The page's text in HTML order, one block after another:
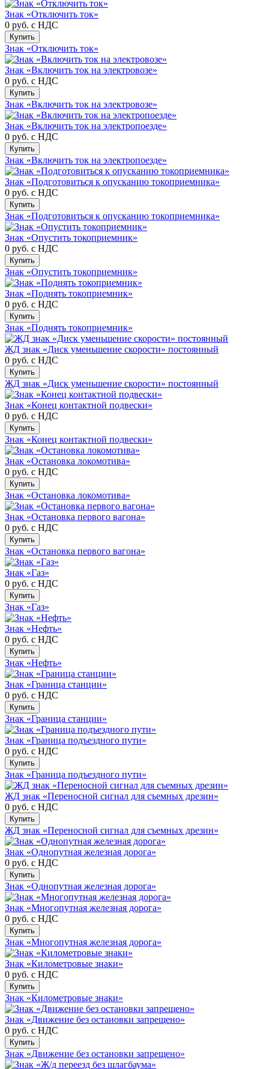
Знак «Отключить ток»
0 руб. с НДС
Купить
Знак «Отключить ток»
Знак «Включить ток на электровозе»
0 руб. с НДС
Купить
Знак «Включить ток на электровозе»
Знак «Включить ток на электропоезде»
0 руб. с НДС
Купить
Знак «Включить ток на электропоезде»
Знак «Подготовиться к опусканию токоприемника»
0 руб. с НДС
Купить
Знак «Подготовиться к опусканию токоприемника»
Знак «Опустить токоприемник»
0 руб. с НДС
Купить
Знак «Опустить токоприемник»
Знак «Поднять токоприемник»
0 руб. с НДС
Купить
Знак «Поднять токоприемник»
ЖД знак «Диск уменьшение скорости» постоянный
0 руб. с НДС
Купить
ЖД знак «Диск уменьшение скорости» постоянный
Знак «Конец контактной подвески»
0 руб. с НДС
Купить
Знак «Конец контактной подвески»
Знак «Остановка локомотива»
0 руб. с НДС
Купить
Знак «Остановка локомотива»
Знак «Остановка первого вагона»
0 руб. с НДС
Купить
Знак «Остановка первого вагона»
Знак «Газ»
0 руб. с НДС
Купить
Знак «Газ»
Знак «Нефть»
0 руб. с НДС
Купить
Знак «Нефть»
Знак «Граница станции»
0 руб. с НДС
Купить
Знак «Граница станции»
Знак «Граница подъездного пути»
0 руб. с НДС
Купить
Знак «Граница подъездного пути»
ЖД знак «Переносной сигнал для съемных дрезин»
0 руб. с НДС
Купить
ЖД знак «Переносной сигнал для съемных дрезин»
Знак «Однопутная железная дорога»
0 руб. с НДС
Купить
Знак «Однопутная железная дорога»
Знак «Многопутная железная дорога»
0 руб. с НДС
Купить
Знак «Многопутная железная дорога»
Знак «Километровые знаки»
0 руб. с НДС
Купить
Знак «Километровые знаки»
Знак «Движение без остановки запрещено»
0 руб. с НДС
Купить
Знак «Движение без остановки запрещено»